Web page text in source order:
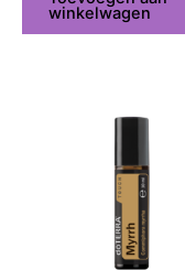
winkelwagen